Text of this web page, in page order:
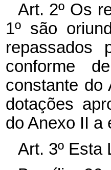
Art. 2º Os
1º são
repassados
conforme
constante do
dotações
do Anexo II a
Art. 3º Esta